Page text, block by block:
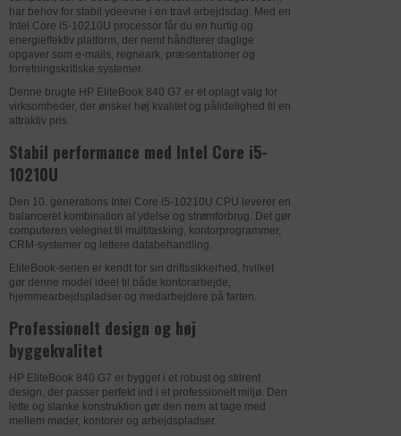
Hjemmesiden kan ikke fungere
ordentligt uden disse cookies.
DATABEHANDLERMICROSOFT
Formål
Understøtter integrationen af en
Privatlivspolitikhttps://privacy.microsoft.com/da-
Udløb Session
Navn ASP.NET_SessionId
Udbyder uniplus.dk
DATABEHANDLER
ZENDESK
betjener den besøgende. Dette bruges i
sammenhæng med load balancing for at
optimere brugeroplevelsen.
STATISTIK
Statistik-cookies hjælper os med at
forstå, hvordan besøgende bruger
uniplus.dk. De bruges til at samle
giver os mulighed for at bygge et bedre
website til dig. Oplysningerne
tilbage til den enkelte bruger.
DATABEHANDLER
GOOGLE
Formål
Anvendes til indsamling af brugernes
adfærd på websitet, hvorefter der på
analyser.
hl=da-dk
Udløb 2 år
MARKETING
Marketing-cookies bruges til at
genkende besøgende på tværs af
websites.
Vi bruger dem til at vise annoncer, der er
relevante for den enkelte bruger.
Formål
Bevarer brugerstater på tværs af
sideanmodninger.
har behov for stabil ydeevne i en travl arbejdsdag. Med en
Intel Core i5-10210U processor får du en hurtig og
energieffektiv platform, der nemt håndterer daglige
opgaver som e-mails, regneark, præsentationer og
forretningskritiske systemer.
Denne brugte HP EliteBook 840 G7 er et oplagt valg for
virksomheder, der ønsker høj kvalitet og pålidelighed til en
attraktiv pris.
Stabil performance med Intel Core i5-
10210U
Den 10. generations Intel Core i5-10210U CPU leverer en
balanceret kombination af ydelse og strømforbrug. Det gør
computeren velegnet til multitasking, kontorprogrammer,
CRM-systemer og lettere databehandling.
EliteBook-serien er kendt for sin driftssikkerhed, hvilket
gør denne model ideel til både kontorarbejde,
hjemmearbejdspladser og medarbejdere på farten.
Professionelt design og høj
byggekvalitet
HP EliteBook 840 G7 er bygget i et robust og stilrent
design, der passer perfekt ind i et professionelt miljø. Den
lette og slanke konstruktion gør den nem at tage med
mellem møder, kontorer og arbejdspladser.